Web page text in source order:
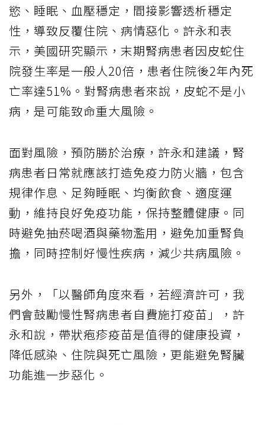
慾、睡眠、血壓穩定，間接影響透析穩定
性，導致反覆住院、病情惡化。許永和表
示，美國研究顯示，末期腎病患者因皮蛇住
院發生率是一般人20倍，患者住院後2年內死
亡率達51%。對腎病患者來說，皮蛇不是小
病，是可能致命重大風險。
面對風險，預防勝於治療，許永和建議，腎
病患者日常就應該打造免疫力防火牆，包含
規律作息、足夠睡眠、均衡飲食、適度運
動，維持良好免疫功能，保持整體健康。同
時避免抽菸喝酒與藥物濫用，避免加重腎負
擔，同時控制好慢性疾病，減少共病風險。
另外，「以醫師角度來看，若經濟許可，我
們會鼓勵慢性腎病患者自費施打疫苗」，許
永和說，帶狀疱疹疫苗是值得的健康投資，
降低感染、住院與死亡風險，更能避免腎臟
功能進一步惡化。